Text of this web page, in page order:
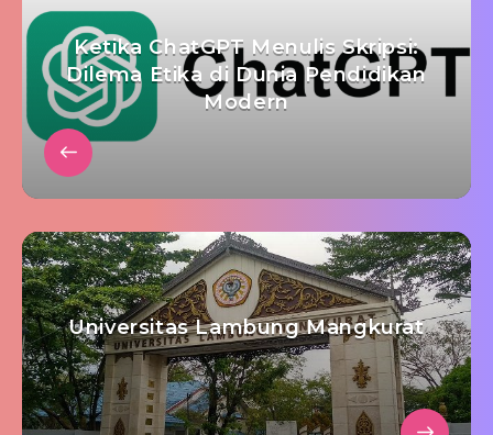
Ketika ChatGPT Menulis Skripsi:
Dilema Etika di Dunia Pendidikan
Modern
Universitas Lambung Mangkurat